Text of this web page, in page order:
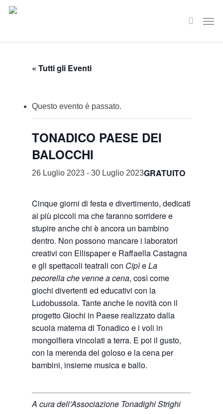
Skip
search
« Tutti gli Eventi
Questo evento è passato.
TONADICO PAESE DEI
BALOCCHI
26 Luglio 2023 - 30 Luglio 2023GRATUITO
Cinque giorni di festa e divertimento, dedicati
ai più piccoli ma che faranno sorridere e
stupire anche chi è ancora un bambino
dentro. Non possono mancare i laboratori
creativi con Ellispaper e Raffaella Castagna
e gli spettacoli teatrali con CipìeLa
pecorella che venne a cena, così come
giochi divertenti ed educativi con la
Ludobussola. Tante anche le novità con il
progetto Giochi in Paese realizzato dalla
scuola materna di Tonadico e i voli in
mongolfiera vincolati a terra. E poi il gusto,
con la merenda del goloso e la cena per
bambini, insieme musica e ballo.
A cura dell’Associazione Tonadighi Strighi